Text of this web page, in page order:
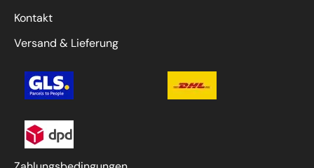
Kontakt
Versand & Lieferung